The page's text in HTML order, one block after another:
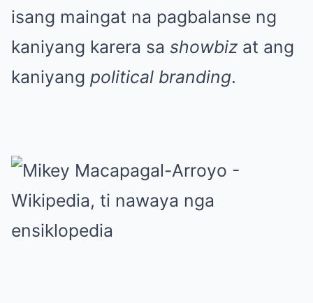
isang maingat na pagbalanse ng
kaniyang karera sa showbiz at ang
kaniyang political branding.